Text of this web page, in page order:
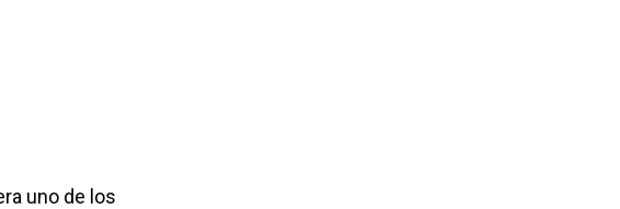
uno de los